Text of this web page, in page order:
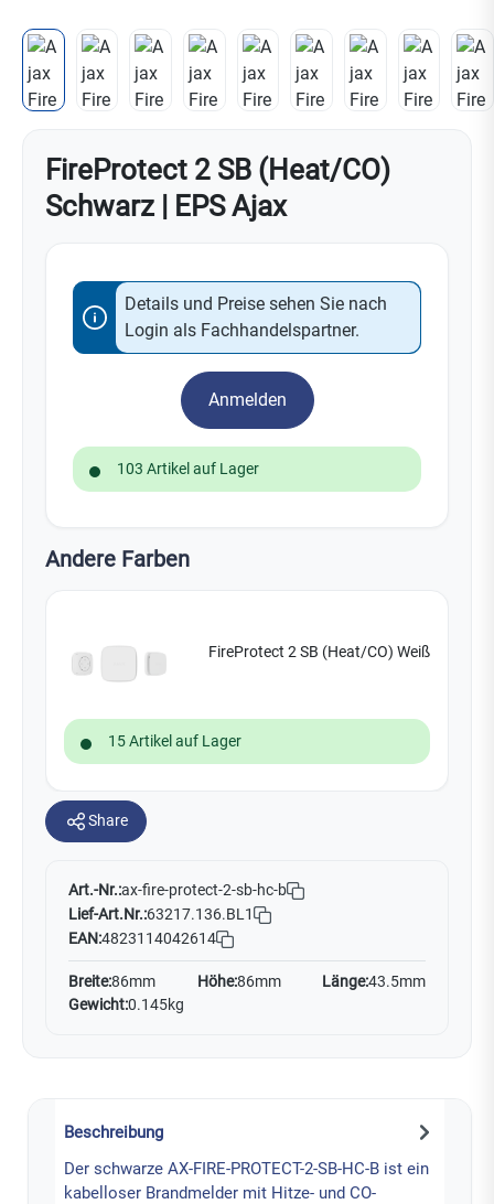
FireProtect 2 SB (Heat/CO)
Schwarz | EPS Ajax
Details und Preise sehen Sie nach
Login als Fachhandelspartner.
Anmelden
103 Artikel auf Lager
Andere Farben
FireProtect 2 SB (Heat/CO) Weiß
15 Artikel auf Lager
Share
Art.-Nr.:ax-fire-protect-2-sb-hc-b
Lief-Art.Nr.:63217.136.BL1
EAN:4823114042614
Breite:86mm Höhe:86mm Länge:43.5mm
Gewicht:0.145kg
Beschreibung
Der schwarze AX-FIRE-PROTECT-2-SB-HC-B ist ein
kabelloser Brandmelder mit Hitze- und CO-